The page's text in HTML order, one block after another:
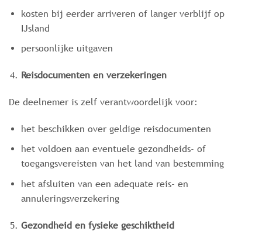
kosten bij eerder arriveren of langer verblijf op
IJsland
persoonlijke uitgaven
Reisdocumenten en verzekeringen
De deelnemer is zelf verantwoordelijk voor:
het beschikken over geldige reisdocumenten
het voldoen aan eventuele gezondheids- of
toegangsvereisten van het land van bestemming
het afsluiten van een adequate reis- en
annuleringsverzekering
Gezondheid en fysieke geschiktheid